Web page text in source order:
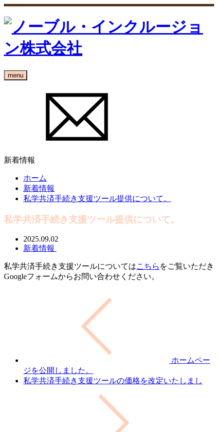
menu
新着情報
ホーム
新着情報
私学共済手続き支援ツール提供について。
私学共済手続き支援ツール提供について。
2025.09.02
新着情報
私学共済手続き支援ツールについてはこちら をご覧いただき
Googleフォームからお問い合わせください。
ホームペー
ジを公開しました。
私学共済手続き支援ツールの価格を改定いたしまし